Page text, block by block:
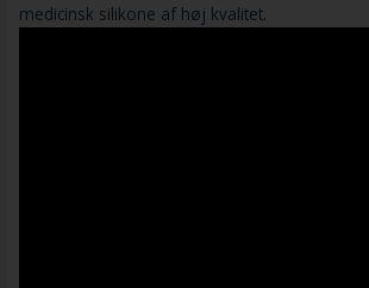
medicinsk silikone af høj kvalitet.